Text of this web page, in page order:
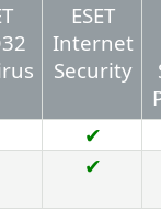
ESET
Internet
Security
✔
✔